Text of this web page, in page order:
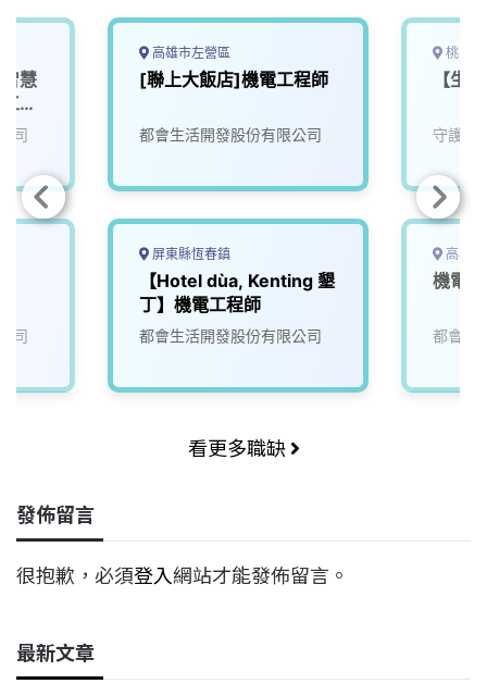
慧
程
員
司
司
高雄市左營區
[聯上大飯店]機電工程師
都會生活開發股份有限公司
屏東縣恆春鎮
【Hotel dùa, Kenting 墾
丁】機電工程師
都會生活開發股份有限公司
桃園
【生
守護家
高雄
機電
都會生
看更多職缺
發佈留言
很抱歉，必須登入網站才能發佈留言。
最新文章